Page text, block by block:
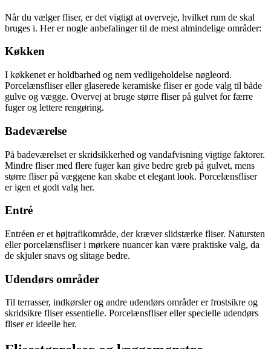
Når du vælger fliser, er det vigtigt at overveje, hvilket rum de skal
bruges i. Her er nogle anbefalinger til de mest almindelige områder:
Køkken
I køkkenet er holdbarhed og nem vedligeholdelse nøgleord.
Porcelænsfliser eller glaserede keramiske fliser er gode valg til både
gulve og vægge. Overvej at bruge større fliser på gulvet for færre
fuger og lettere rengøring.
Badeværelse
På badeværelset er skridsikkerhed og vandafvisning vigtige faktorer.
Mindre fliser med flere fuger kan give bedre greb på gulvet, mens
større fliser på væggene kan skabe et elegant look. Porcelænsfliser
er igen et godt valg her.
Entré
Entréen er et højtrafikområde, der kræver slidstærke fliser. Natursten
eller porcelænsfliser i mørkere nuancer kan være praktiske valg, da
de skjuler snavs og slitage bedre.
Udendørs områder
Til terrasser, indkørsler og andre udendørs områder er frostsikre og
skridsikre fliser essentielle. Porcelænsfliser eller specielle udendørs
fliser er ideelle her.